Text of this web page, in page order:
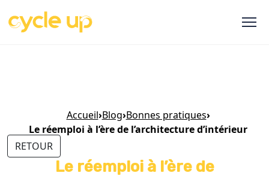
RETOUR
Le réemploi à l’ère de
Accueil›Blog›Bonnes pratiques›
Le réemploi à l’ère de l’architecture d’intérieur